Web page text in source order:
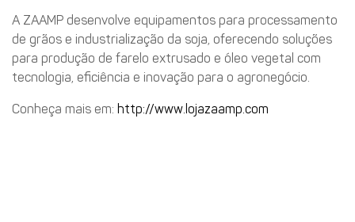
A ZAAMP desenvolve equipamentos para processamento
de grãos e industrialização da soja, oferecendo soluções
para produção de farelo extrusado e óleo vegetal com
tecnologia, eficiência e inovação para o agronegócio.
Conheça mais em: http://www.lojazaamp.com